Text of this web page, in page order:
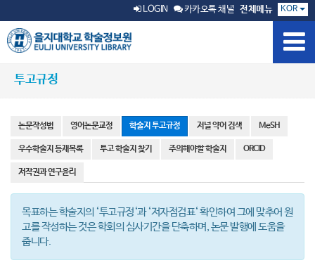
LOGIN 카카오톡 채널 전체메뉴 KOR
투고규정
논문작성법 영어논문교정 학술지 투고규정 저널 약어 검색 MeSH
우수학술지 등재목록 투고 학술지 찾기 주의해야할 학술지 ORCID
저작권과 연구윤리
목표하는 학술지의 ‘투고규정‘과 ‘저자점검표‘ 확인하여 그에 맞추어 원
고를 작성하는 것은 학회의 심사기간을 단축하며, 논문 발행에 도움을
줍니다.